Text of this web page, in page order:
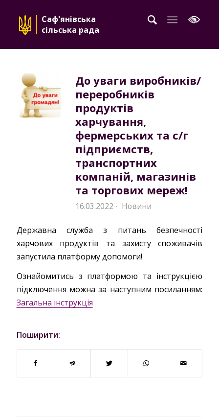
Саф'янівська
сільська рада
До уваги виробників/
переробників
продуктів
харчування,
фермерських та с/г
підприємств,
транспортних
компаній, магазинів
та торгових мереж!
16.03.2022 · Новини
Державна служба з питань безпечності
харчових продуктів та захисту споживачів
запустила платформу допомоги!
Ознайомитись з платформою та інструкцією
підключення можна за наступним посиланням:
Загальна інструкція
Поширити: